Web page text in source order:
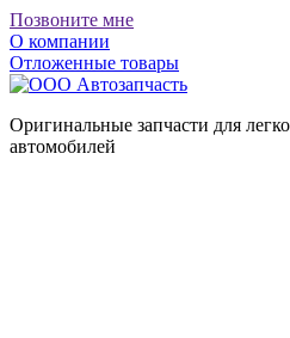
Позвоните мне
О компании
Отложенные товары
Оригинальные запчасти для
автомобилей